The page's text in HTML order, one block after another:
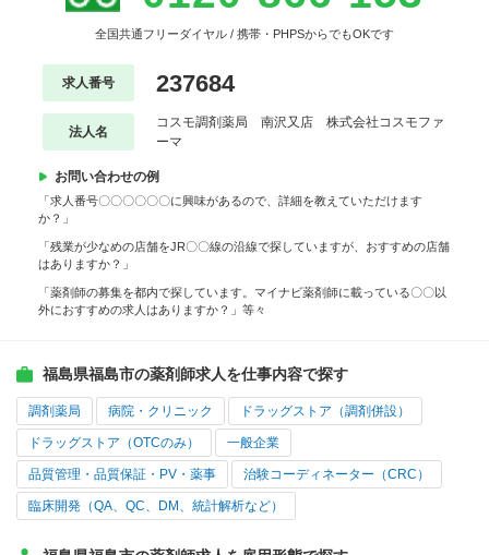
全国共通フリーダイヤル / 携帯・PHPSからでもOKです
求人番号 237684
法人名
コスモ調剤薬局 南沢又店 株式会社コスモファ
ーマ
お問い合わせの例
「求人番号〇〇〇〇〇〇に興味があるので、詳細を教えていただけます
か？」
「残業が少なめの店舗をJR〇〇線の沿線で探していますが、おすすめの店舗
はありますか？」
「薬剤師の募集を都内で探しています。マイナビ薬剤師に載っている〇〇以
外におすすめの求人はありますか？」等々
福島県福島市の薬剤師求人を仕事内容で探す
調剤薬局 病院・クリニック ドラッグストア（調剤併設）
ドラッグストア（OTCのみ） 一般企業
品質管理・品質保証・PV・薬事 治験コーディネーター（CRC）
臨床開発（QA、QC、DM、統計解析など）